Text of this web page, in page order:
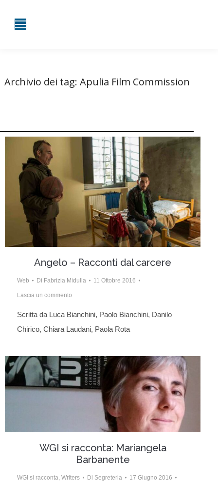
Archivio dei tag: Apulia Film Commission
Angelo – Racconti dal carcere
Web Di Fabrizia Midulla 11 Ottobre 2016
Lascia un commento
Scritta da Luca Bianchini, Paolo Bianchini, Danilo
Chirico, Chiara Laudani, Paola Rota
WGI si racconta: Mariangela
Barbanente
WGI si racconta, Writers Di Segreteria 17 Giugno 2016